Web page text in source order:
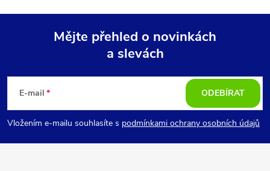
p
a
Mějte přehled o novinkách
a slevách
E-mail
Vložením e-mailu souhlasíte s podmínkami ochrany osobních údajů
ODEBÍRAT